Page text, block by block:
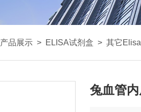
产品展示 > ELISA试剂盒 > 其它
兔血管